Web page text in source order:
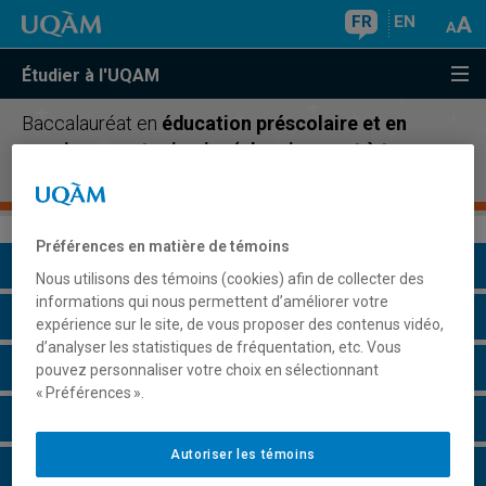
FR EN
Étudier à l'UQAM
Baccalauréat en éducation préscolaire et en
enseignement primaire (cheminement à temps
complet)
Conditions d'admission
Cours à suivre et horaires
Préférences en matière de témoins
Nous utilisons des témoins (cookies) afin de collecter des
informations qui nous permettent d’améliorer votre
expérience sur le site, de vous proposer des contenus vidéo,
d’analyser les statistiques de fréquentation, etc. Vous
pouvez personnaliser votre choix en sélectionnant
« Préférences ».
Autoriser les témoins